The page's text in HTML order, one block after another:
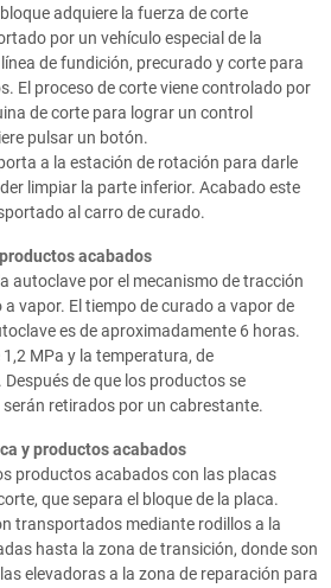
adquiere la fuerza de corte
por un vehículo especial de la
de fundición, precurado y corte para
El proceso de corte viene controlado por
de corte para lograr un control
pulsar un botón.
a la estación de rotación para darle
limpiar la parte inferior. Acabado este
al carro de curado.
acabados
autoclave por el mecanismo de tracción
vapor. El tiempo de curado a vapor de
es de aproximadamente 6 horas.
MPa y la temperatura, de
de que los productos se
retirados por un cabrestante.
y productos acabados
productos acabados con las placas
que separa el bloque de la placa.
transportados mediante rodillos a la
hasta la zona de transición, donde son
elevadoras a la zona de reparación para